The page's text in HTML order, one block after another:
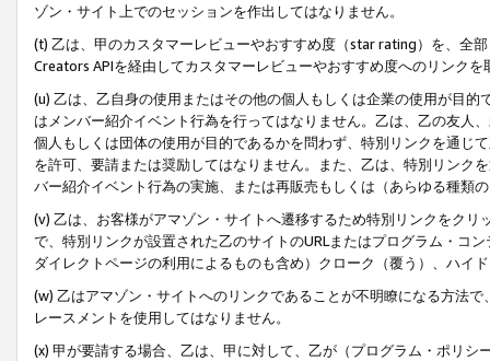
ゾン・サイト上でのセッションを作出してはなりません。
(t) 乙は、甲のカスタマーレビューやおすすめ度（star rating）を、全
Creators APIを経由してカスタマーレビューやおすすめ度へのリンクを
(u) 乙は、乙自身の使用またはその他の個人もしくは企業の使用が目
はメンバー紹介イベント行為を行ってはなりません。乙は、乙の友人
個人もしくは団体の使用が目的であるかを問わず、特別リンクを通じ
を許可、要請または奨励してはなりません。また、乙は、特別リンク
バー紹介イベント行為の実施、または再販売もしくは（あらゆる種類
(v) 乙は、お客様がアマゾン・サイトへ遷移するため特別リンクをク
で、特別リンクが設置された乙のサイトのURLまたはプログラム・コ
ダイレクトページの利用によるものも含め）クローク（覆う）、ハイ
(w) 乙はアマゾン・サイトへのリンクであることが不明瞭になる方法
レースメントを使用してはなりません。
(x) 甲が要請する場合、乙は、甲に対して、乙が（プログラム・ポリ